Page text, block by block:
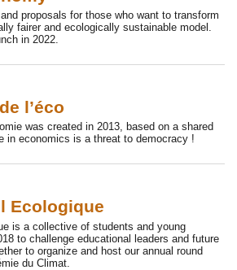
proposals for those who want to transform
fairer and ecologically sustainable model.
in 2022.
l’éco
was created in 2013, based on a shared
in economics is a threat to democracy !
Ecologique
is a collective of students and young
to challenge educational leaders and future
to organize and host our annual round
du Climat.